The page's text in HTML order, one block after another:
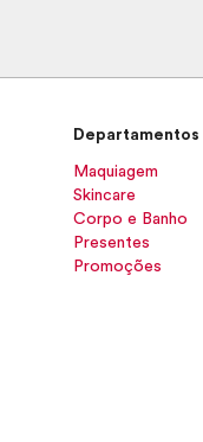
Departamentos
Maquiagem
Skincare
Corpo e Banho
Presentes
Promoções